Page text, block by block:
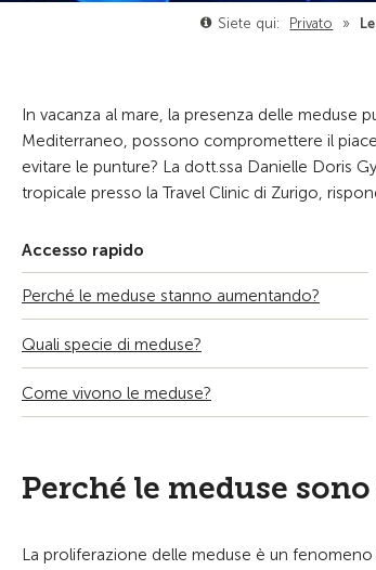
Siete qui: Privato »
In vacanza al mare, la presenza delle meduse
Mediterraneo, possono compromettere il
evitare le punture? La dott.ssa Danielle Doris
tropicale presso la Travel Clinic di Zurigo,
Accesso rapido
Perché le meduse stanno aumentando?
Quali specie di meduse?
Come vivono le meduse?
Perché le meduse
La proliferazione delle meduse è un